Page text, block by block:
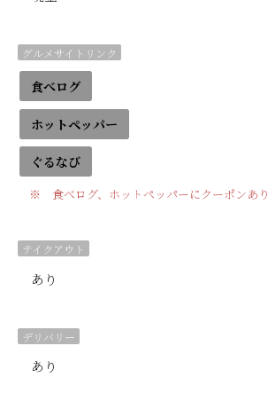
グルメサイトリンク
食べログ
ホットペッパー
ぐるなび
※ 食べログ、ホットペッパーにクーポンあり
テイクアウト
あり
デリバリー
あり